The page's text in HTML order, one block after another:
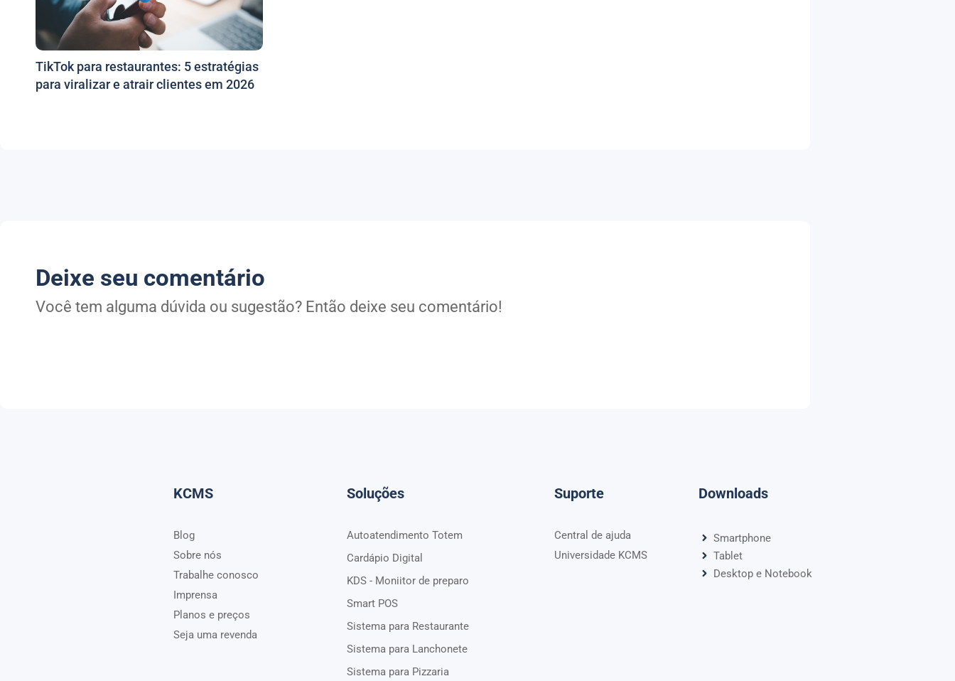
TikTok para restaurantes: 5 estratégias
para viralizar e atrair clientes em 2026
Deixe seu comentário
Você tem alguma dúvida ou sugestão? Então deixe seu comentário!
KCMS
Blog
Sobre nós
Trabalhe conosco
Imprensa
Planos e preços
Seja uma revenda
Soluções
Autoatendimento Totem
Cardápio Digital
KDS - Moniitor de preparo
Smart POS
Sistema para Restaurante
Sistema para Lanchonete
Sistema para Pizzaria
Suporte
Central de ajuda
Universidade KCMS
Downloads
Smartphone
Tablet
Desktop e Notebook